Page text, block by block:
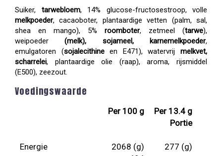
Suiker, tarwebloem, 14% glucose-fructosestroop, volle
melkpoeder, cacaoboter, plantaardige vetten (palm, sal,
shea en mango), 5% roomboter, zetmeel (tarwe),
weipoeder(melk), sojameel, karnemelkpoeder,
emulgatoren (sojalecithineen E471), watervrijmelkvet,
scharrelei, plantaardige olie (raap), aroma, rijsmiddel
(E500), zeezout.
Voedingswaarde
Per 100 g
Per 13.4 g
Portie
Energie 2068 (g)
277 (g)